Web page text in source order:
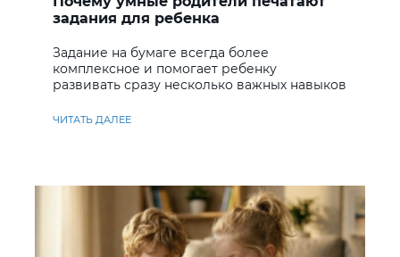
задания для ребенка
Задание на бумаге всегда более
комплексное и помогает ребенку
развивать сразу несколько важных навыков
ЧИТАТЬ ДАЛЕЕ